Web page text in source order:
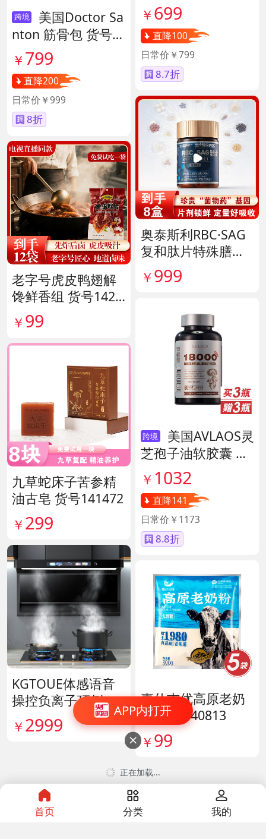
APP内打开

跨境
美国Doctor Sa
nton 筋骨包 货号1
40417
￥ 799
直降200
日常价￥999
8折
老字号虎皮鸭翅解
馋鲜香组 货号1420
38
￥ 99
九草蛇床子苦参精
油古皂 货号141472
￥ 299
KGTOUE体感语音
操控负离子顶侧大
吸力烟机 货号1398
28
￥ 2999
￥ 699
直降100
日常价￥799
8.7折
奥泰斯利RBC·SAG
复和肽片特殊膳食
滋补组 货号14190
￥ 999
跨境
美国AVLAOS灵
芝孢子油软胶囊 货
号139605
￥ 1032
直降141
日常价￥1173
8.8折
嘉仕吉优高原老奶
粉 货号140813
￥ 99
首页 分类 我的